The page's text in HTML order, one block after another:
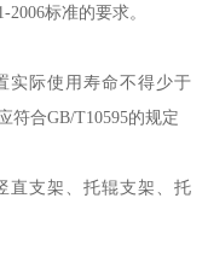
标准的要求。
实际使用寿命不得少于
符合GB/T10595的规定
直支架、托辊支架、托